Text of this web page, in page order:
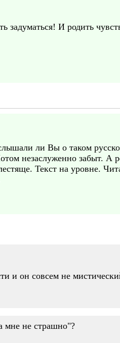
задуматься! И родить
ли Вы о таком
незаслуженно забыт. А
Текст на уровне.
и он совсем не
мне не страшно"?